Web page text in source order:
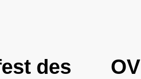
des OV